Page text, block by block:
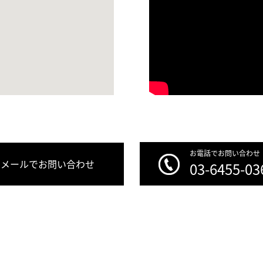
メールでお問い合わせ
お電話でお問い合わせ
03-6455-